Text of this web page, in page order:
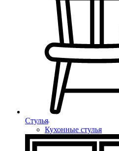
Стулья
Кухонные стулья